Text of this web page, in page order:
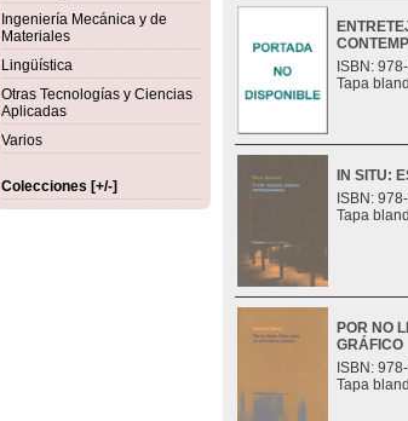
Ingeniería Mecánica y de
Materiales
Lingüística
Otras Tecnologías y Ciencias
Aplicadas
Varios
Colecciones [+/-]
ISBN:
Tapa
IN SITU:
ISBN:
Tapa
POR NO
GRÁFICO
ISBN:
Tapa